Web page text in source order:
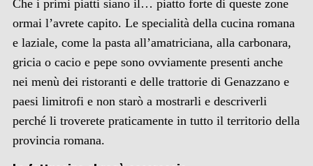
Che i primi piatti siano il… piatto forte di queste zone
ormai l’avrete capito. Le specialità della cucina romana
e laziale, come la pasta all’amatriciana, alla carbonara,
gricia o cacio e pepe sono ovviamente presenti anche
nei menù dei ristoranti e delle trattorie di Genazzano e
paesi limitrofi e non starò a mostrarli e descriverli
perché li troverete praticamente in tutto il territorio della
provincia romana.